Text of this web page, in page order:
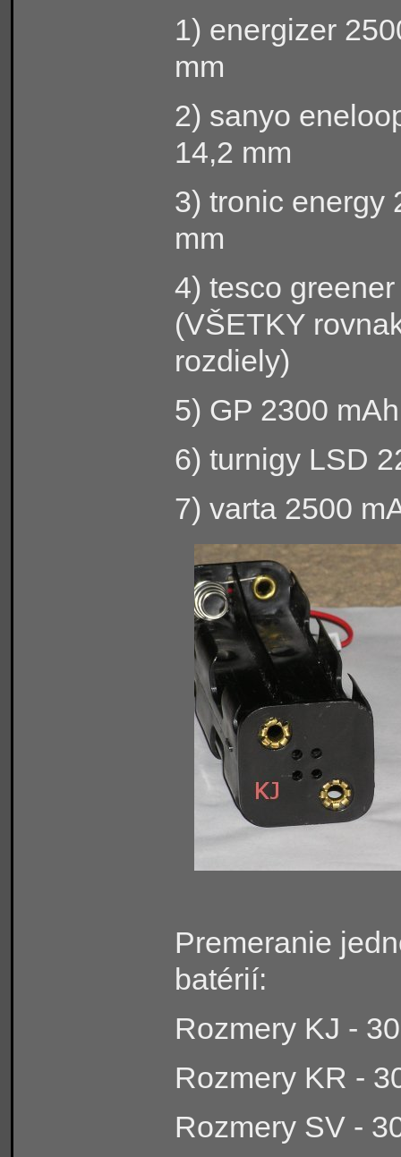
1) energizer
mm
2) sanyo
14,2 mm
3) tronic energy
mm
4) tesco
(VŠETKY
rozdiely)
5) GP 2300
6) turnigy LSD
7) varta 2500
Premeranie
batérií:
Rozmery KJ -
Rozmery KR -
Rozmery SV -